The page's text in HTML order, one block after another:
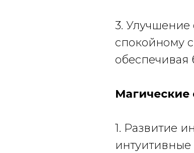
3. Улучшение
спокойному
обеспечивая
Магические
1. Развитие
интуитивные